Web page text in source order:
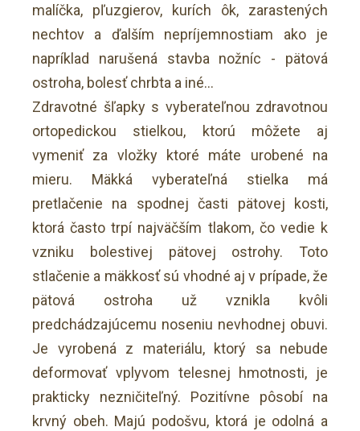
malíčka, pľuzgierov, kurích ôk, zarastených
nechtov a ďalším nepríjemnostiam ako je
napríklad narušená stavba nožníc - pätová
ostroha, bolesť chrbta a iné…
Zdravotné šľapky s vyberateľnou zdravotnou
ortopedickou stielkou, ktorú môžete aj
vymeniť za vložky ktoré máte urobené na
mieru. Mäkká vyberateľná stielka má
pretlačenie na spodnej časti pätovej kosti,
ktorá často trpí najväčším tlakom, čo vedie k
vzniku bolestivej pätovej ostrohy. Toto
stlačenie a mäkkosť sú vhodné aj v prípade, že
pätová ostroha už vznikla kvôli
predchádzajúcemu noseniu nevhodnej obuvi.
Je vyrobená z materiálu, ktorý sa nebude
deformovať vplyvom telesnej hmotnosti, je
prakticky nezničiteľný. Pozitívne pôsobí na
krvný obeh. Majú podošvu, ktorá je odolná a